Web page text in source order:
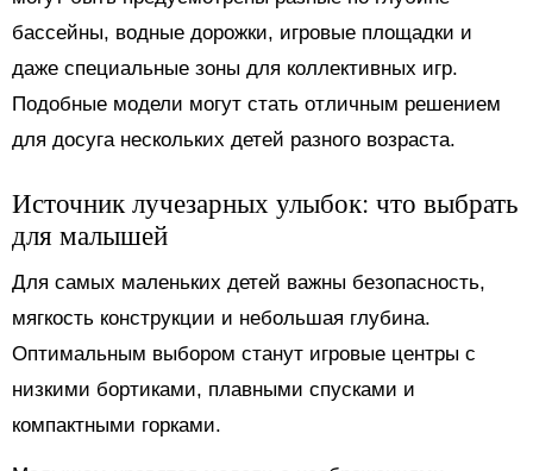
бассейны, водные дорожки, игровые площадки и
даже специальные зоны для коллективных игр.
Подобные модели могут стать отличным решением
для досуга нескольких детей разного возраста.
Источник лучезарных улыбок: что выбрать
для малышей
Для самых маленьких детей важны безопасность,
мягкость конструкции и небольшая глубина.
Оптимальным выбором станут игровые центры с
низкими бортиками, плавными спусками и
компактными горками.